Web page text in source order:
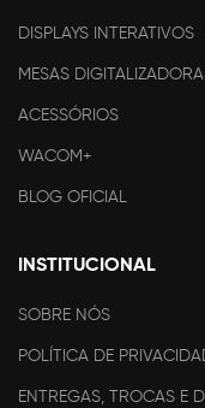
DISPLAYS INTERATIVOS
MESAS
ACESSÓRIOS
WACOM+
BLOG OFICIAL
INSTITUCIONAL
SOBRE NÓS
POLÍTICA DE
ENTREGAS, TROCAS E